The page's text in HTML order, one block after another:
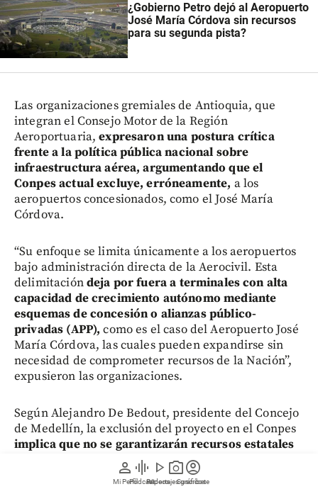
person
Mi Perfil
graphic_eq
Pódcast
play_arrow
Videos
photo_camera
Reportajes gráficos
account_circle
Suscríbete
¿Gobierno Petro dejó al Aeropuerto
José María Córdova sin recursos
para su segunda pista?
Las organizaciones gremiales de Antioquia, que
integran el Consejo Motor de la Región
Aeroportuaria,expresaron una postura crítica
frente a la política pública nacional sobre
infraestructura aérea, argumentando que el
Conpes actual excluye, erróneamente, a los
aeropuertos concesionados, como el José María
Córdova.
“Su enfoque se limita únicamente a los aeropuertos
bajo administración directa de la Aerocivil. Esta
delimitacióndeja por fuera a terminales con alta
capacidad de crecimiento autónomo mediante
esquemas de concesión o alianzas público-
privadas (APP), como es el caso del Aeropuerto José
María Córdova, las cuales pueden expandirse sin
necesidad de comprometer recursos de la Nación”,
expusieron las organizaciones.
Según Alejandro De Bedout, presidente del Concejo
de Medellín, la exclusión del proyecto en el Conpes
implica que no se garantizarán recursos estatales
para ampliar su capacidad y atender el
crecimiento de la demanda.